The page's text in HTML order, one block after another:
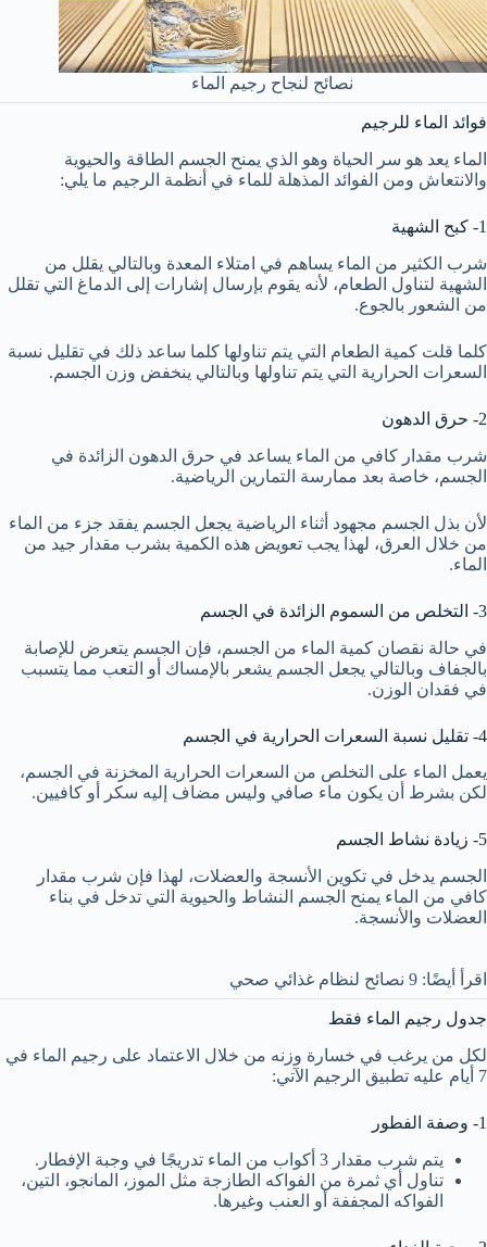
نصائح لنجاح رجيم الماء
فوائد الماء للرجيم
الماء يعد هو سر الحياة وهو الذي يمنح الجسم الطاقة والحيوية
والانتعاش ومن الفوائد المذهلة للماء في أنظمة الرجيم ما يلي:
1- كبح الشهية
شرب الكثير من الماء يساهم في امتلاء المعدة وبالتالي يقلل من
الشهية لتناول الطعام، لأنه يقوم بإرسال إشارات إلى الدماغ التي تقلل
من الشعور بالجوع.
كلما قلت كمية الطعام التي يتم تناولها كلما ساعد ذلك في تقليل نسبة
السعرات الحرارية التي يتم تناولها وبالتالي ينخفض وزن الجسم.
2- حرق الدهون
شرب مقدار كافي من الماء يساعد في حرق الدهون الزائدة في
الجسم، خاصة بعد ممارسة التمارين الرياضية.
لأن بذل الجسم مجهود أثناء الرياضية يجعل الجسم يفقد جزء من الماء
من خلال العرق، لهذا يجب تعويض هذه الكمية بشرب مقدار جيد من
الماء.
3- التخلص من السموم الزائدة في الجسم
في حالة نقصان كمية الماء من الجسم، فإن الجسم يتعرض للإصابة
بالجفاف وبالتالي يجعل الجسم يشعر بالإمساك أو التعب مما يتسبب
في فقدان الوزن.
4- تقليل نسبة السعرات الحرارية في الجسم
يعمل الماء على التخلص من السعرات الحرارية المخزنة في الجسم،
لكن بشرط أن يكون ماء صافي وليس مضاف إليه سكر أو كافيين.
5- زيادة نشاط الجسم
الجسم يدخل في تكوين الأنسجة والعضلات، لهذا فإن شرب مقدار
كافي من الماء يمنح الجسم النشاط والحيوية التي تدخل في بناء
العضلات والأنسجة.
اقرأ أيضًا: 9 نصائح لنظام غذائي صحي
جدول رجيم الماء فقط
لكل من يرغب في خسارة وزنه من خلال الاعتماد على رجيم الماء في
7 أيام عليه تطبيق الرجيم الآتي:
1- وصفة الفطور
يتم شرب مقدار 3 أكواب من الماء تدريجًا في وجبة الإفطار.
تناول أي ثمرة من الفواكه الطازجة مثل الموز، المانجو، التين،
الفواكه المجففة أو العنب وغيرها.